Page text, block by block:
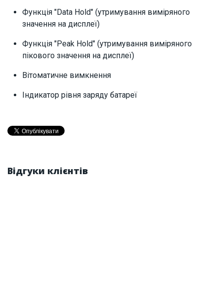
Функція "Data Hold" (утримування виміряного
значення на дисплеї)
Функція "Peak Hold" (утримування виміряного
пікового значення на дисплеї)
Вітоматичне вимкнення
Індикатор рівня заряду батареї
Відгуки клієнтів